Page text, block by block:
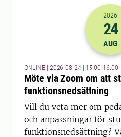
2026
24
AUG
ONLINE | 2026-08-24 | 15.00-16.00
Möte via Zoom om att
funktionsnedsättning
Vill du veta mer om
och anpassningar för
funktionsnedsättning?